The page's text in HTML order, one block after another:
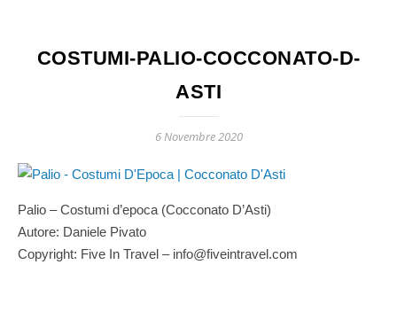
COSTUMI-PALIO-COCCONATO-D-
ASTI
6 Novembre 2020
Palio – Costumi d’epoca (Cocconato D’Asti)
Autore: Daniele Pivato
Copyright: Five In Travel – info@fiveintravel.com